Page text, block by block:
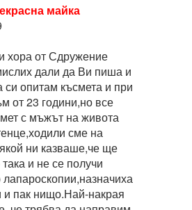
майка
хора от Сдружение
дали да Ви пиша и
опитам късмета и при
от 23 години,но все
с мъжът на живота
сме на
ни казваше,че ще
и не се получи
пак нищо.Най-накрая